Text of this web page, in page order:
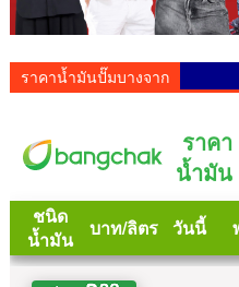
ราคาน้ำมันปั๊มบางจาก